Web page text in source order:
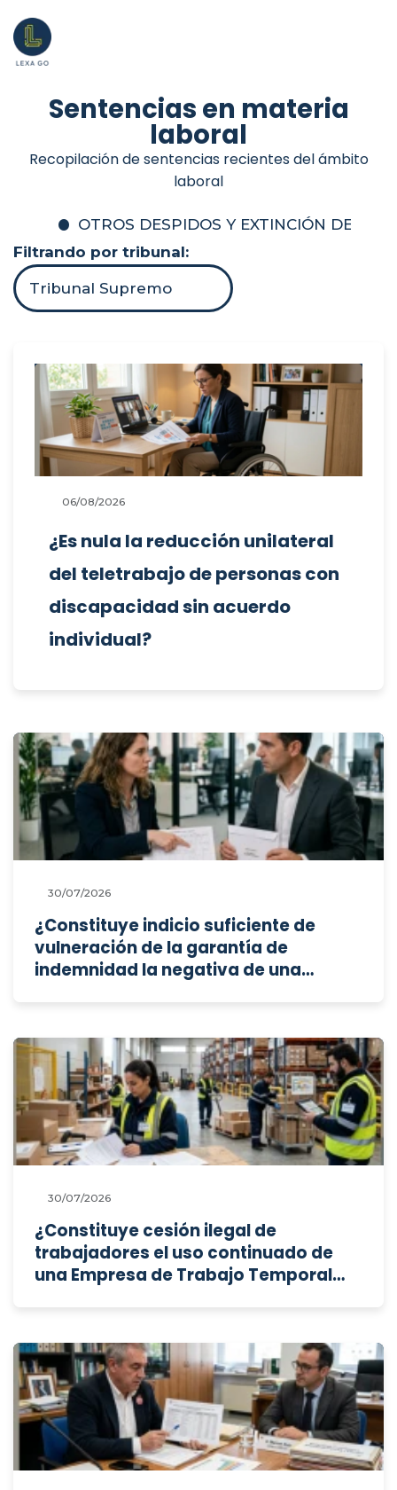
Sentencias en materia
laboral
Recopilación de sentencias recientes del ámbito
laboral
OTROS DESPIDOS Y EXTINCIÓN DEL
Filtrando por tribunal:
Tribunal Supremo
06/08/2026
¿Es nula la reducción unilateral
del teletrabajo de personas con
discapacidad sin acuerdo
individual?
30/07/2026
¿Constituye indicio suficiente de
vulneración de la garantía de
indemnidad la negativa de una
una conversación previa a su
despido sin causa justificada?
30/07/2026
¿Constituye cesión ilegal de
trabajadores el uso continuado de
una Empresa de Trabajo Temporal
aplicar agravantes en la sanción
administrativa por el tamaño de la
empresa y la prolongación del
fraude?